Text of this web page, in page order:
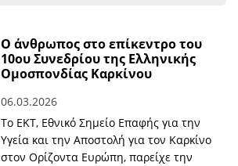
Ο άνθρωπος στο επίκεντρο του
10ου Συνεδρίου της Ελληνικής
Ομοσπονδίας Καρκίνου
06.03.2026
Το ΕΚΤ, Εθνικό Σημείο Επαφής για την
Υγεία και την Αποστολή για τον Καρκίνο
στον Ορίζοντα Ευρώπη, παρείχε την